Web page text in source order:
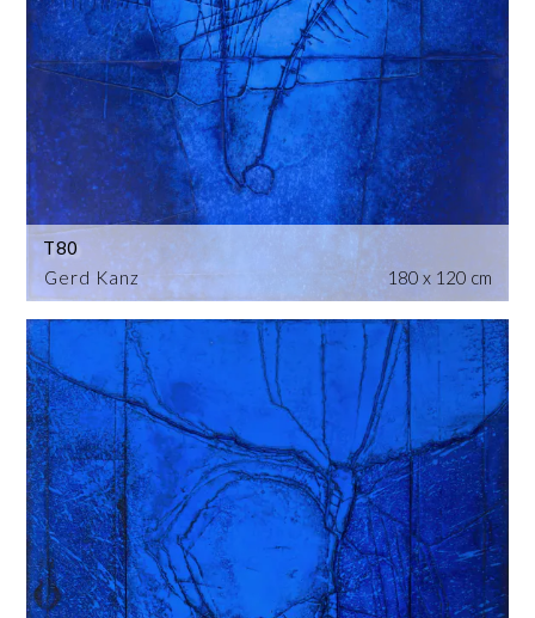
Gerd Kanz
T80
180 x 120 cm